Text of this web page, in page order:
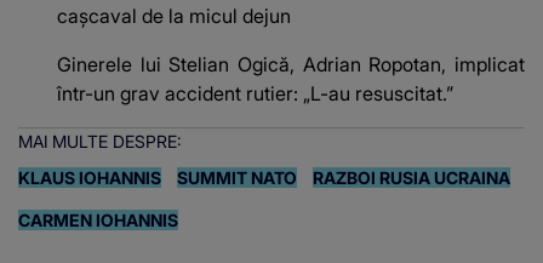
cașcaval de la micul dejun
Ginerele lui Stelian Ogică, Adrian Ropotan, implicat
într-un grav accident rutier: „L-au resuscitat.”
MAI MULTE DESPRE:
KLAUS IOHANNIS
SUMMIT NATO RAZBOI RUSIA UCRAINA
CARMEN IOHANNIS